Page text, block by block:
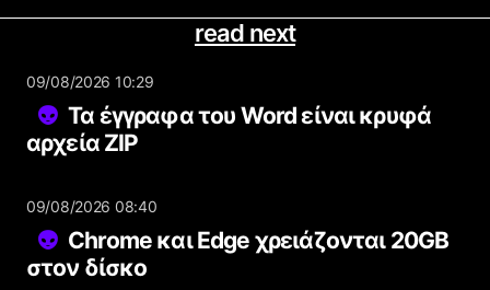
read next
09/08/2026 10:29
Τα έγγραφα του Word είναι κρυφά
αρχεία ZIP
09/08/2026 08:40
Chrome και Edge χρειάζονται 20GB
στον δίσκο